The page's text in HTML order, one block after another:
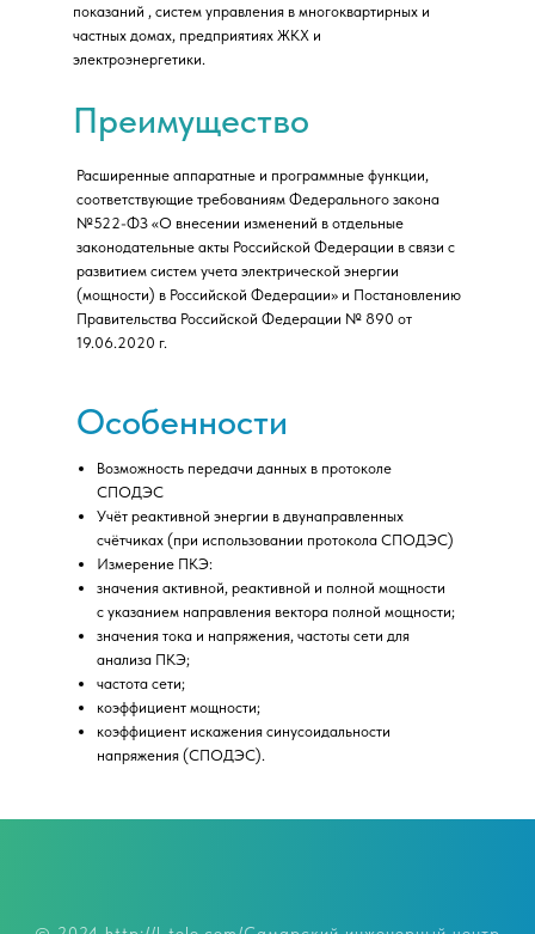
показаний , систем управления в многоквартирных и
частных домах, предприятиях ЖКХ и
электроэнергетики.
Преимущество
Расширенные аппаратные и программные функции,
соответствующие требованиям Федерального закона
№522-ФЗ «О внесении изменений в отдельные
законодательные акты Российской Федерации в связи с
развитием систем учета электрической энергии
(мощности) в Российской Федерации» и Постановлению
Правительства Российской Федерации № 890 от
19.06.2020 г.
Особенности
Возможность передачи данных в протоколе
СПОДЭС
Учёт реактивной энергии в двунаправленных
счётчиках (при использовании протокола СПОДЭС)
Измерение ПКЭ:
значения активной, реактивной и полной мощности
с указанием направления вектора полной мощности;
значения тока и напряжения, частоты сети для
анализа ПКЭ;
частота сети;
коэффициент мощности;
коэффициент искажения синусоидальности
напряжения (СПОДЭС).